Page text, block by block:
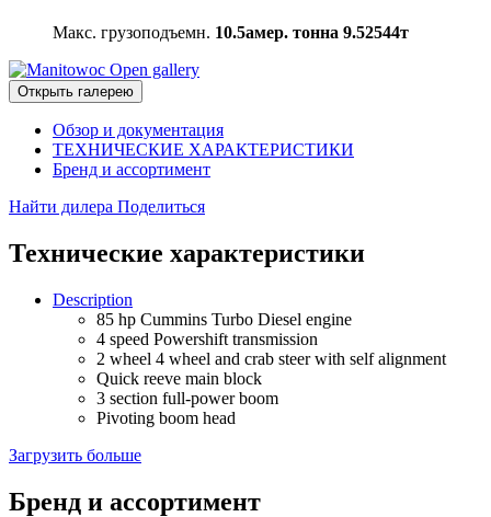
Макс. грузоподъемн. 10.5амер. тонна 9.52544т
Open gallery
Открыть галерею
Обзор и документация
ТЕХНИЧЕСКИЕ ХАРАКТЕРИСТИКИ
Бренд и ассортимент
Найти дилера Поделиться
Технические характеристики
Description
85 hp Cummins Turbo Diesel engine
4 speed Powershift transmission
2 wheel 4 wheel and crab steer with self alignment
Quick reeve main block
3 section full-power boom
Pivoting boom head
Загрузить больше
Бренд и ассортимент